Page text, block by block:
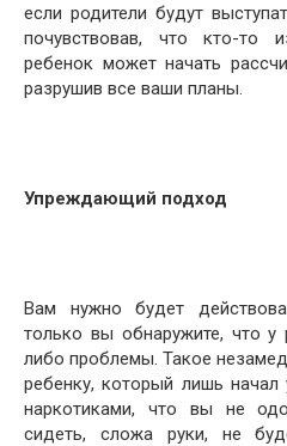
если родители будут
почувствовав, что кто-то
ребенок может начать
разрушив все ваши планы.
Упреждающий подход
Вам нужно будет
только вы обнаружите, что у
либо проблемы. Такое
ребенку, который лишь начал
наркотиками, что вы не
сидеть, сложа руки, не